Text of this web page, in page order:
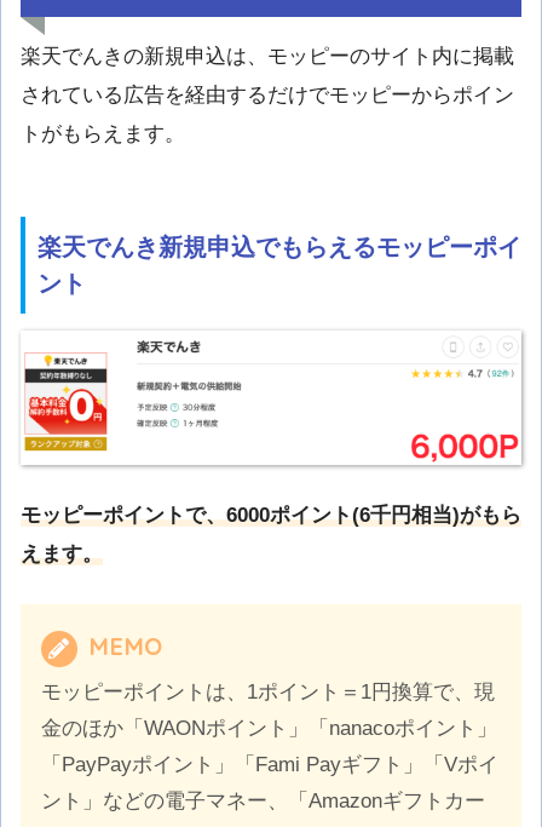
楽天でんきの新規申込は、モッピーのサイト内に掲載
されている広告を経由するだけでモッピーからポイン
トがもらえます。
楽天でんき新規申込でもらえるモッピーポイ
ント
モッピーポイントで、6000ポイント(6千円相当)がもら
えます。
MEMO
モッピーポイントは、1ポイント＝1円換算で、現
金のほか「WAONポイント」「nanacoポイント」
「PayPayポイント」「Fami Payギフト」「Vポイ
ント」などの電子マネー、「Amazonギフトカー